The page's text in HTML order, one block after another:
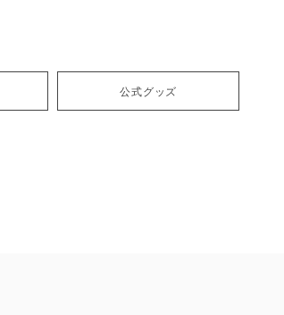
公式グッズ